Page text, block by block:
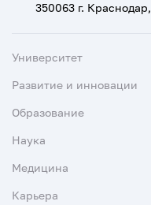
350063 г.
Университет
Развитие и инновации
Образование
Наука
Медицина
Карьера